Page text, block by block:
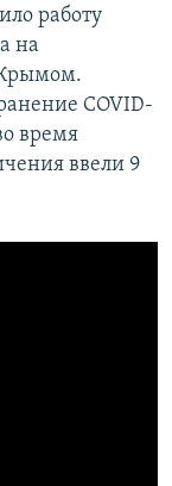
работу
на
COVID-
время
ввели 9